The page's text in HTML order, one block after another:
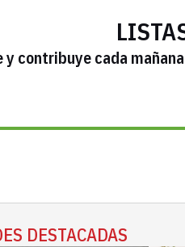
contribuye cada
DESTACADAS